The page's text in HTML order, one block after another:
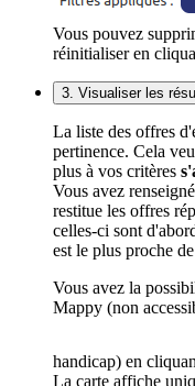
Vous pouvez
réinitialiser en
3. Visualiser les
La liste des offres
pertinence. Cela
plus à vos critères
Vous avez
restitue les offres
celles-ci sont
est le plus proche
Vous avez la
Mappy (non
handicap) en
La carte affiche